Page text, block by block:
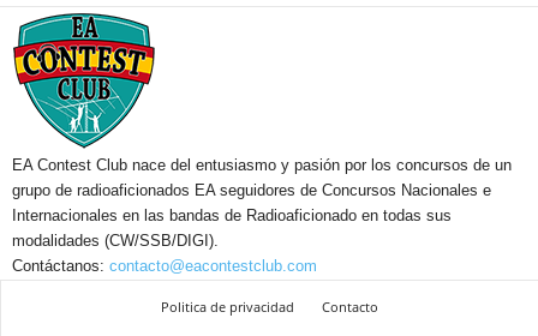
EA Contest Club nace del entusiasmo y pasión por los concursos de un
grupo de radioaficionados EA seguidores de Concursos Nacionales e
Internacionales en las bandas de Radioaficionado en todas sus
modalidades (CW/SSB/DIGI).
Contáctanos: contacto@eacontestclub.com
Politica de privacidad
Contacto